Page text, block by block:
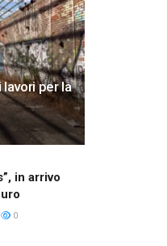
lavori per la
in arrivo
0